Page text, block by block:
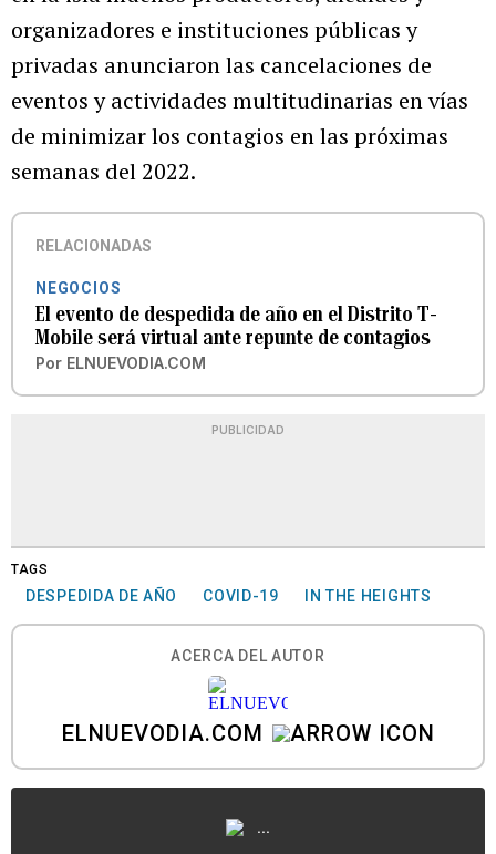
organizadores e instituciones públicas y
privadas anunciaron las cancelaciones de
eventos y actividades multitudinarias en vías
de minimizar los contagios en las próximas
semanas del 2022.
RELACIONADAS
NEGOCIOS
El evento de despedida de año en el Distrito T-
Mobile será virtual ante repunte de contagios
Por ELNUEVODIA.COM
PUBLICIDAD
TAGS
DESPEDIDA DE AÑO COVID-19 IN THE HEIGHTS
ACERCA DEL AUTOR
ELNUEVODIA.COM
...